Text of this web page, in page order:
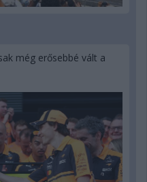
még erősebbé vált a